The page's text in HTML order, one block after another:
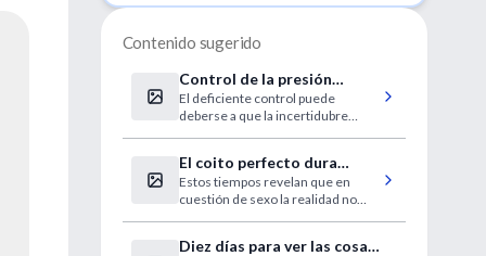
Contenido sugerido
Control de la presión
arterial en diabéticos
El deficiente control puede
deberse a que la incertidubre
provoca que los médicos no
intensifiquen el tratamiento.
El coito perfecto dura
entre 7 y 13 minutos
Estos tiempos revelan que en
cuestión de sexo la realidad no
Diez días para ver las cosas